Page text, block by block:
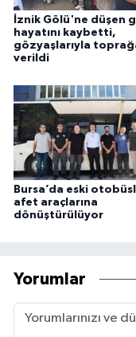
İznik Gölü'ne düşen
hayatını kaybetti,
gözyaşlarıyla
verildi
Bursa’da eski
afet araçlarına
dönüştürülüyor
Yorumlar